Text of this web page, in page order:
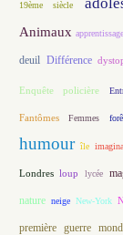
19ème siècle
Animaux apprentissage
deuil Différence
Enquête policière
Fantômes Femmes
humour île
Londres loup lycée
nature neige New-York
première guerre